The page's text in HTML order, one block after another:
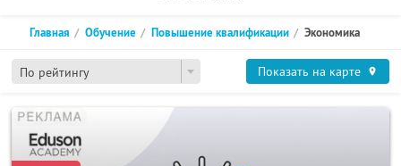
По рейтингу
Главная Обучение Повышение квалификации Экономика
Показать на карте